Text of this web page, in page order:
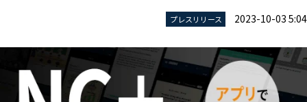
プレスリリース 2023-10-03 5:04